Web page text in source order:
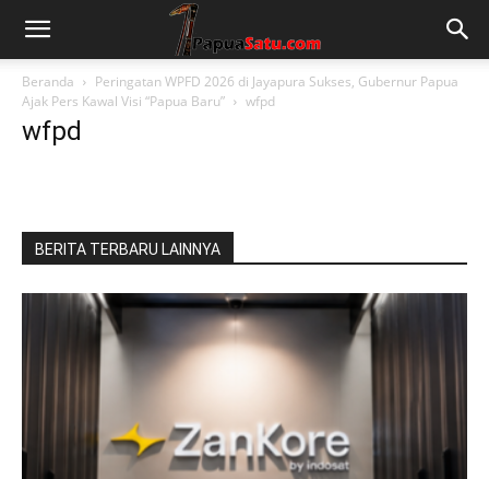
Beranda
Peringatan WPFD 2026 di Jayapura Sukses, Gubernur Papua
Ajak Pers Kawal Visi “Papua Baru”
wfpd
wfpd
BERITA TERBARU LAINNYA